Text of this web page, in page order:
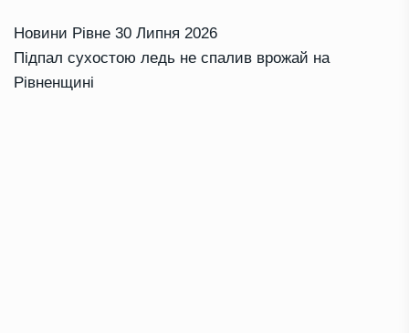
Новини Рівне 30 Липня 2026
Підпал сухостою ледь не спалив врожай на
Рівненщині